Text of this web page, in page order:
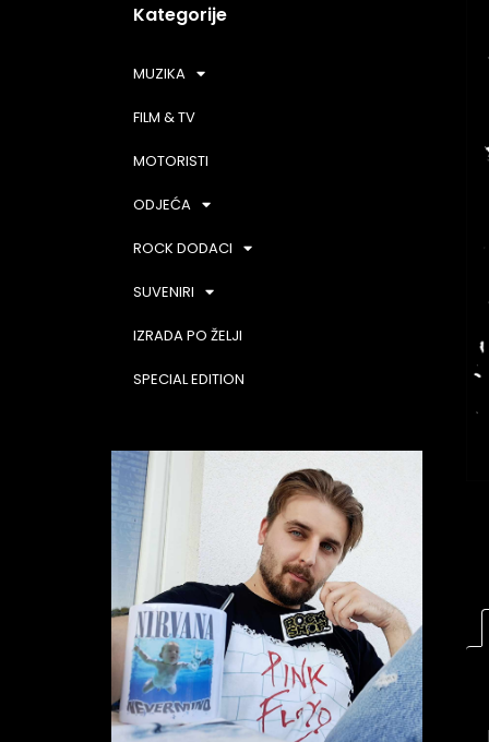
Kategorije
MUZIKA
FILM & TV
MOTORISTI
ODJEĆA
ROCK DODACI
SUVENIRI
IZRADA PO ŽELJI
SPECIAL EDITION